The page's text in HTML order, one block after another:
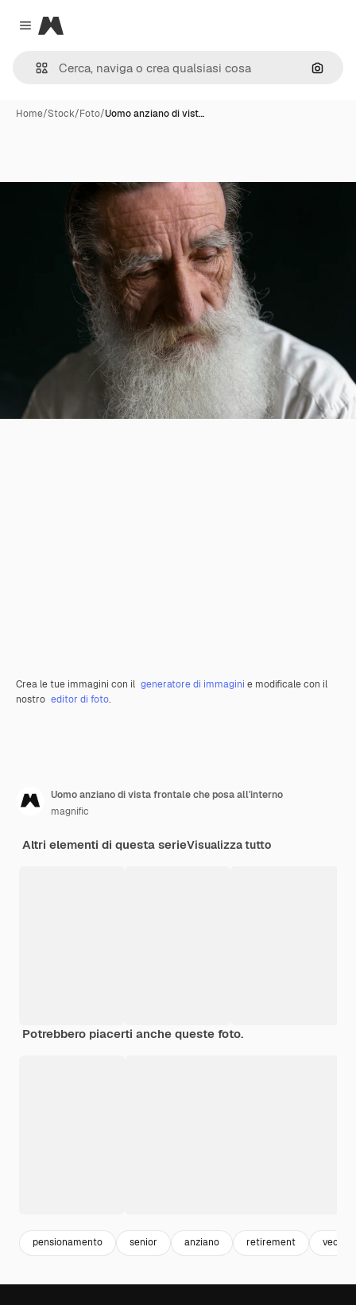
Close menu
Magnific
Cerca
Home/Stock/Foto/Uomo anziano di vist…
Crea le tue immagini con il generatore di immagini e modificale con il
nostro editor di foto.
Uomo anziano di vista frontale che posa all'interno
magnific
Altri elementi di questa serieVisualizza tutto
Potrebbero piacerti anche queste foto.
pensionamento senior anziano retirement